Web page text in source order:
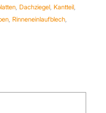
, Dachziegel, Kantteil,
, Rinneneinlaufblech,